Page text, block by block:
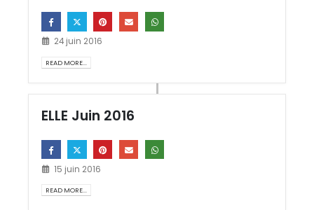
24 juin 2016
READ MORE...
ELLE Juin 2016
15 juin 2016
READ MORE...